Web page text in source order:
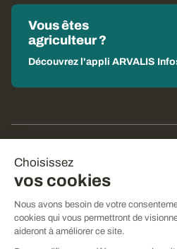
Choisissez
vos cookies
Nous avons besoin de votre
cookies qui vous permettront de
aideront à améliorer ce site.
Vous êtes
agriculteur ?
Découvrez l'appli ARVALIS
Gestion des
CGV